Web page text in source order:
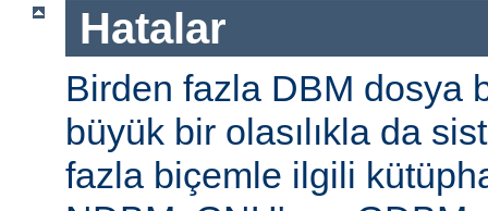
Hatalar
Birden fazla DBM dosya
büyük bir olasılıkla da
fazla biçemle ilgili